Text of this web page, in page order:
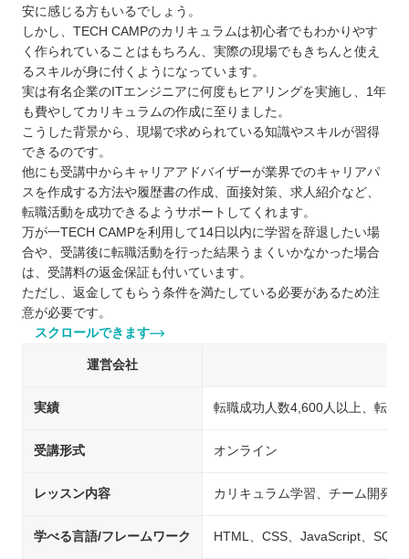
安に感じる方もいるでしょう。
しかし、TECH CAMPのカリキュラムは初心者でもわかりやす
く作られていることはもちろん、実際の現場でもきちんと使え
るスキルが身に付くようになっています。
実は有名企業のITエンジニアに何度もヒアリングを実施し、1年
も費やしてカリキュラムの作成に至りました。
こうした背景から、現場で求められている知識やスキルが習得
できるのです。
他にも受講中からキャリアアドバイザーが業界でのキャリアパ
スを作成する方法や履歴書の作成、面接対策、求人紹介など、
転職活動を成功できるようサポートしてくれます。
万が一TECH CAMPを利用して14日以内に学習を辞退したい場
合や、受講後に転職活動を行った結果うまくいかなかった場合
は、受講料の返金保証も付いています。
ただし、返金してもらう条件を満たしている必要があるため注
意が必要です。
スクロールできます
運営会社
実績 転職成功人数4,600人以上、転職
受講形式 オンライン
レッスン内容 カリキュラム学習、チーム開発
学べる言語/フレームワーク HTML、CSS、JavaScript、SQL